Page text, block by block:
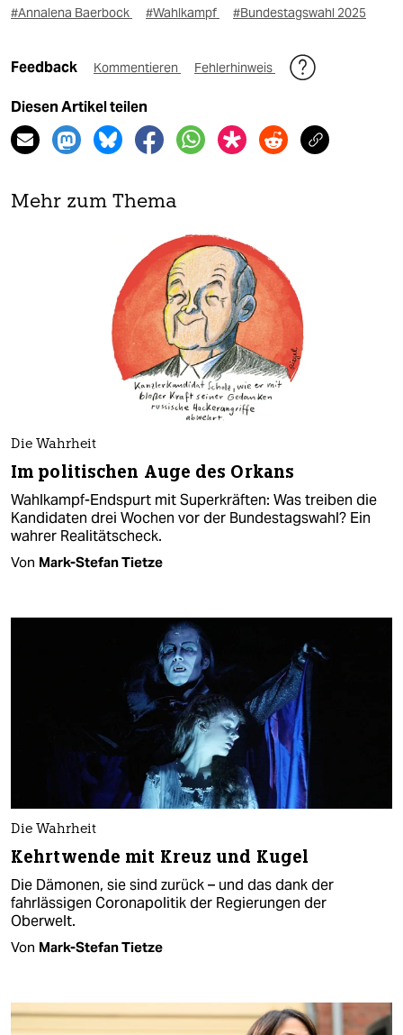
#Annalena Baerbock #Wahlkampf #Bundestagswahl 2025
Feedback Kommentieren Fehlerhinweis
Diesen Artikel teilen
Mehr zum Thema
Die Wahrheit
Im politischen Auge des Orkans
Wahlkampf-Endspurt mit Superkräften: Was treiben die
Kandidaten drei Wochen vor der Bundestagswahl? Ein
wahrer Realitätscheck.
Von Mark-Stefan Tietze
Die Wahrheit
Kehrtwende mit Kreuz und Kugel
Die Dämonen, sie sind zurück – und das dank der
fahrlässigen Coronapolitik der Regierungen der
Oberwelt.
Von Mark-Stefan Tietze